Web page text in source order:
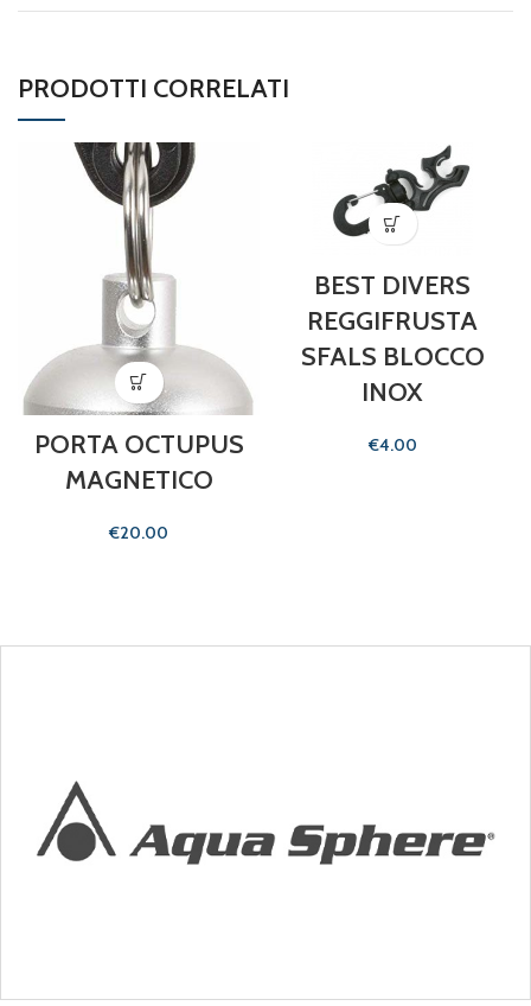
PRODOTTI CORRELATI
PORTA OCTUPUS
MAGNETICO
€
BEST DIVERS
REGGIFRUSTA
SFALS BLOCCO
INOX
€